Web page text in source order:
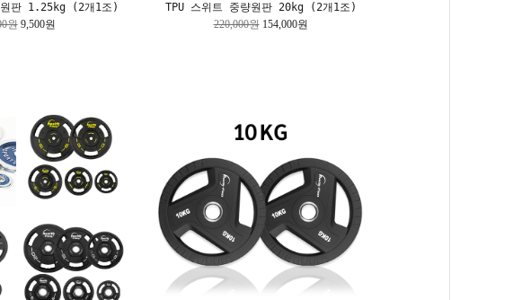
원판 1.25kg (2개1조)
원 9,500원
TPU 스위트 중량원판 20kg (2개1조)
220,000원 154,000원